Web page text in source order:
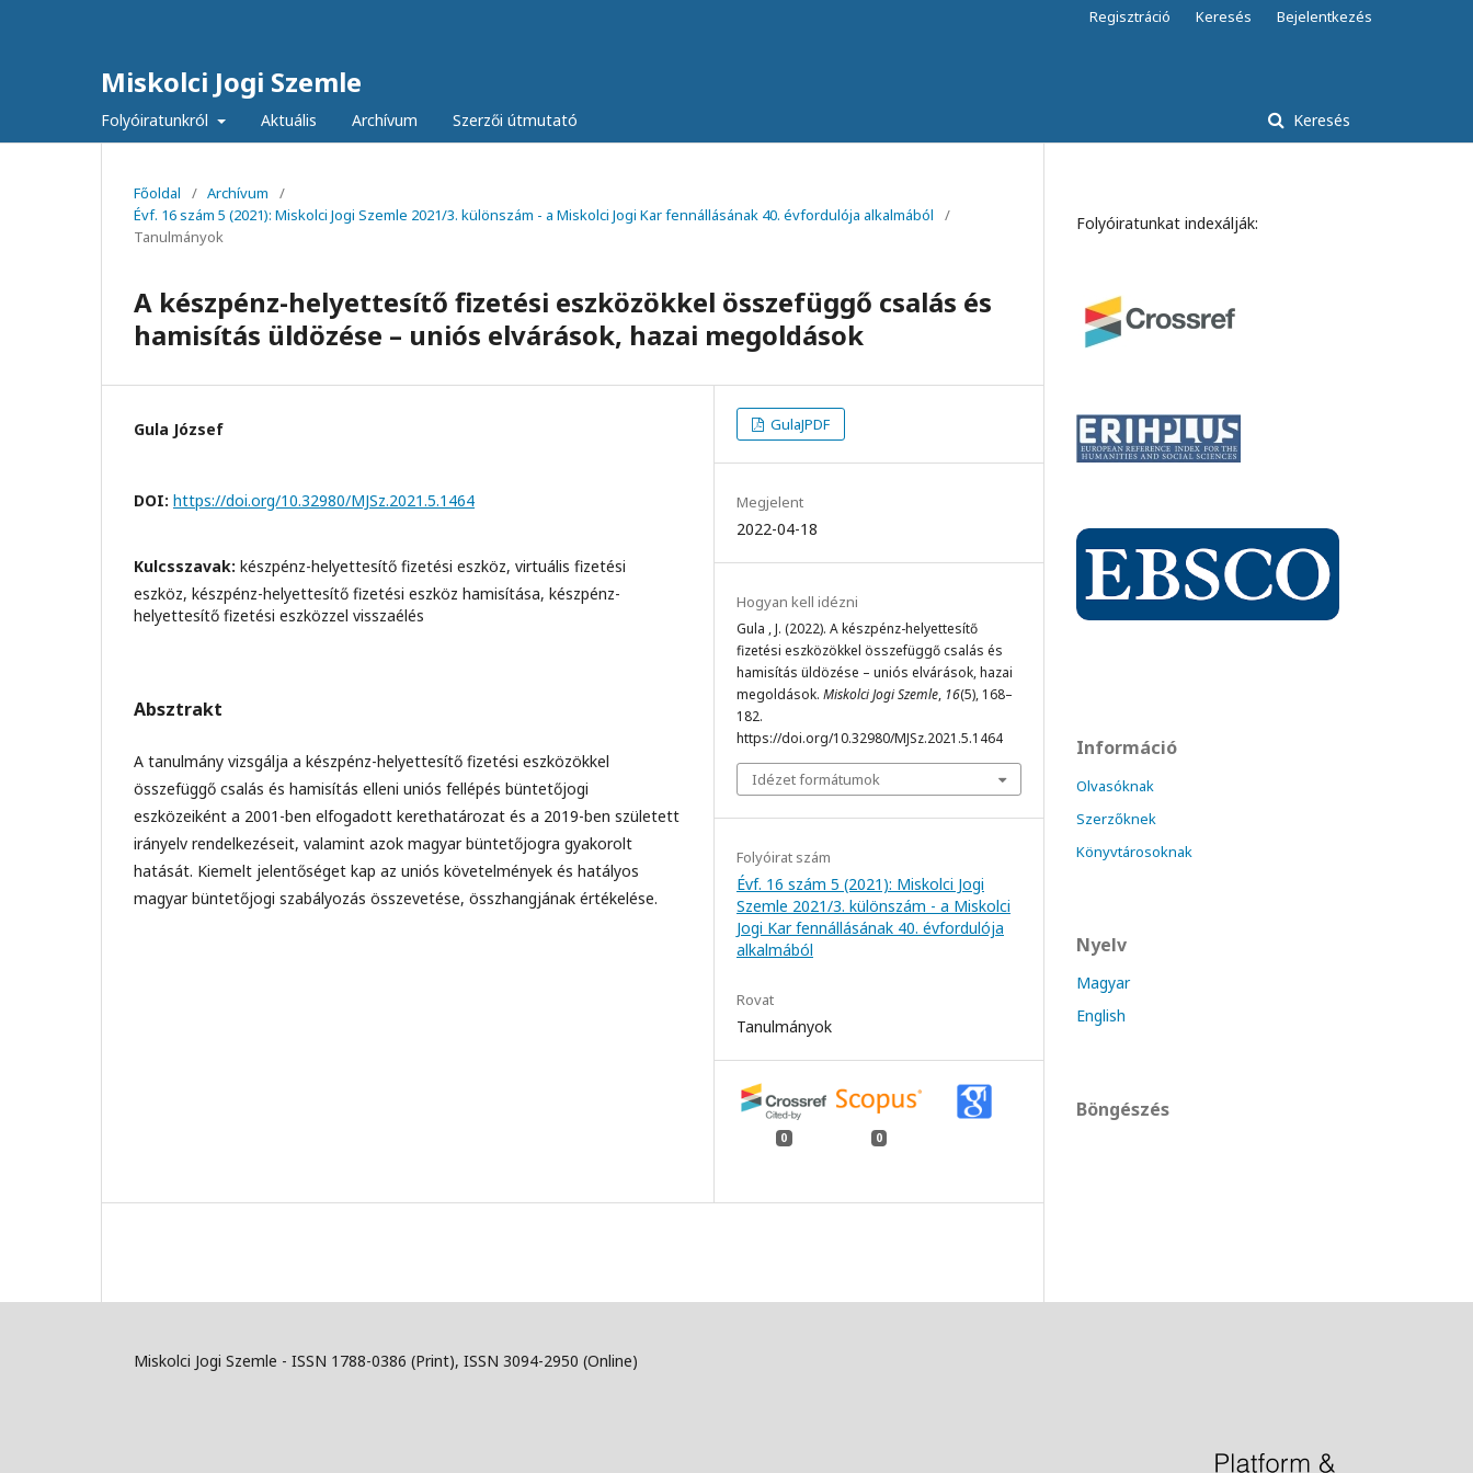
Miskolci Jogi Szemle
Folyóiratunkról Aktuális Archívum Szerzői útmutató Keresés
Regisztráció Keresés Bejelentkezés
Főoldal / Archívum
/
Évf. 16 szám 5 (2021): Miskolci Jogi Szemle 2021/3. különszám - a Miskolci Jogi Kar fennállásának 40. évfordulója alkalmából
/
Tanulmányok
A készpénz-helyettesítő fizetési eszközökkel összefüggő csalás és
hamisítás üldözése – uniós elvárások, hazai megoldások
Gula József
DOI: https://doi.org/10.32980/MJSz.2021.5.1464
Kulcsszavak: készpénz-helyettesítő fizetési eszköz, virtuális fizetési
eszköz, készpénz-helyettesítő fizetési eszköz hamisítása, készpénz-
helyettesítő fizetési eszközzel visszaélés
Absztrakt
A tanulmány vizsgálja a készpénz-helyettesítő fizetési eszközökkel
összefüggő csalás és hamisítás elleni uniós fellépés büntetőjogi
eszközeiként a 2001-ben elfogadott kerethatározat és a 2019-ben született
irányelv rendelkezéseit, valamint azok magyar büntetőjogra gyakorolt
hatását. Kiemelt jelentőséget kap az uniós követelmények és hatályos
magyar büntetőjogi szabályozás összevetése, összhangjának értékelése.
GulaJPDF
Megjelent
2022-04-18
Hogyan kell idézni
Gula , J. (2022). A készpénz-helyettesítő
fizetési eszközökkel összefüggő csalás és
hamisítás üldözése – uniós elvárások, hazai
megoldások. Miskolci Jogi Szemle, 16(5), 168–
182.
https://doi.org/10.32980/MJSz.2021.5.1464
Idézet formátumok
Folyóirat szám
Évf. 16 szám 5 (2021): Miskolci Jogi
Szemle 2021/3. különszám - a Miskolci
Jogi Kar fennállásának 40. évfordulója
alkalmából
Rovat
Tanulmányok
0 0
Folyóiratunkat indexálják:
Információ
Olvasóknak
Szerzőknek
Könyvtárosoknak
Nyelv
Magyar
English
Böngészés
Miskolci Jogi Szemle - ISSN 1788-0386 (Print), ISSN 3094-2950 (Online)